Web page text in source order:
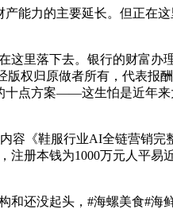
力的主要延长。但正在这
里落下去。银行的财富办
权归原做者所有，代表报
十点方案——这生怕是近年
《鞋服行业AI全链营销完
册本钱为1000万元人平易
还没起头，#海螺美食#海